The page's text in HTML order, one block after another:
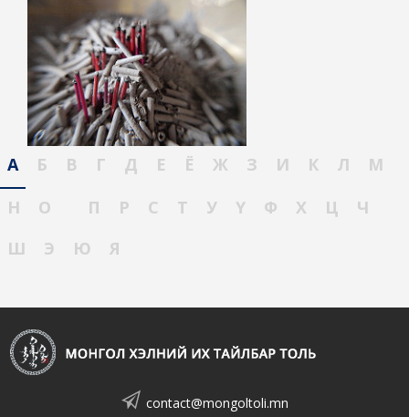
А Б В Г Д Е Ё Ж З И К Л
М
Н
О П Р С Т У Ү Ф Х Ц
Ч
Ш
Э Ю Я
contact@mongoltoli.mn